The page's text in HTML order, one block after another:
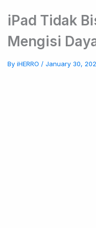
iPad Tidak
Mengisi
By iHERRO / January 30,